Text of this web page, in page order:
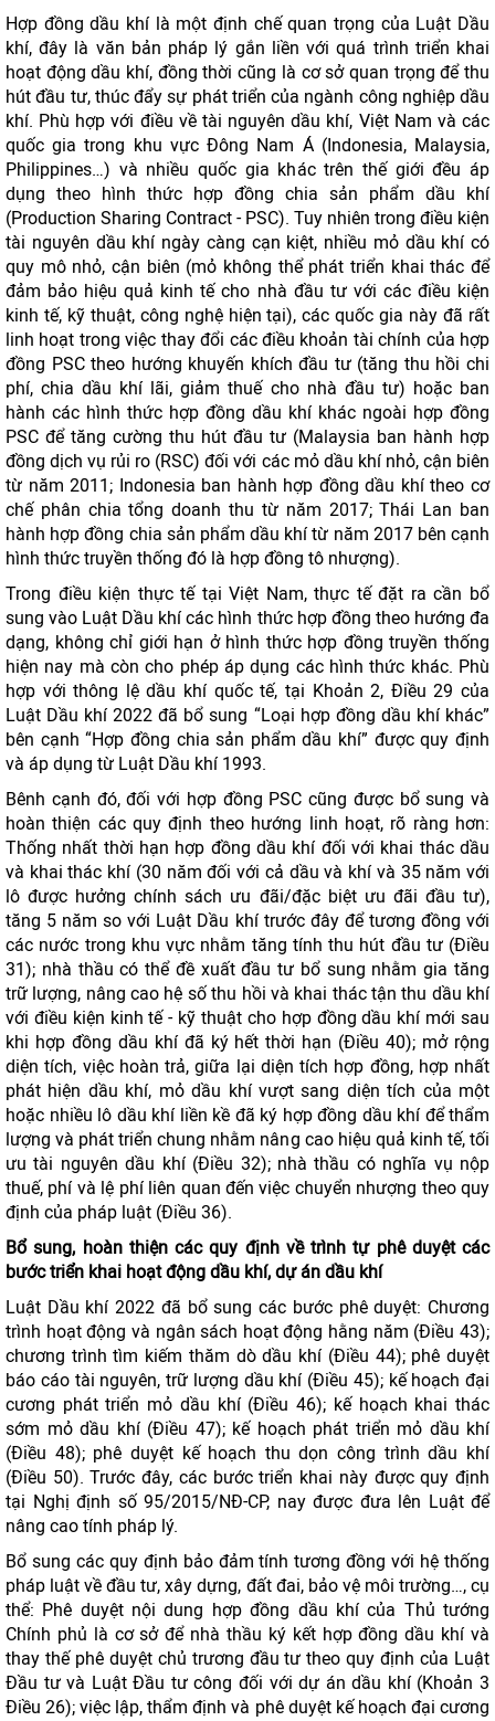
Hợp đồng dầu khí là một định chế quan trọng của Luật Dầu
khí, đây là văn bản pháp lý gắn liền với quá trình triển khai
hoạt động dầu khí, đồng thời cũng là cơ sở quan trọng để thu
hút đầu tư, thúc đẩy sự phát triển của ngành công nghiệp dầu
khí. Phù hợp với điều về tài nguyên dầu khí, Việt Nam và các
quốc gia trong khu vực Đông Nam Á (Indonesia, Malaysia,
Philippines…) và nhiều quốc gia khác trên thế giới đều áp
dụng theo hình thức hợp đồng chia sản phẩm dầu khí
(Production Sharing Contract - PSC). Tuy nhiên trong điều kiện
tài nguyên dầu khí ngày càng cạn kiệt, nhiều mỏ dầu khí có
quy mô nhỏ, cận biên (mỏ không thể phát triển khai thác để
đảm bảo hiệu quả kinh tế cho nhà đầu tư với các điều kiện
kinh tế, kỹ thuật, công nghệ hiện tại), các quốc gia này đã rất
linh hoạt trong việc thay đổi các điều khoản tài chính của hợp
đồng PSC theo hướng khuyến khích đầu tư (tăng thu hồi chi
phí, chia dầu khí lãi, giảm thuế cho nhà đầu tư) hoặc ban
hành các hình thức hợp đồng dầu khí khác ngoài hợp đồng
PSC để tăng cường thu hút đầu tư (Malaysia ban hành hợp
đồng dịch vụ rủi ro (RSC) đối với các mỏ dầu khí nhỏ, cận biên
từ năm 2011; Indonesia ban hành hợp đồng dầu khí theo cơ
chế phân chia tổng doanh thu từ năm 2017; Thái Lan ban
hành hợp đồng chia sản phẩm dầu khí từ năm 2017 bên cạnh
hình thức truyền thống đó là hợp đồng tô nhượng).
Trong điều kiện thực tế tại Việt Nam, thực tế đặt ra cần bổ
sung vào Luật Dầu khí các hình thức hợp đồng theo hướng đa
dạng, không chỉ giới hạn ở hình thức hợp đồng truyền thống
hiện nay mà còn cho phép áp dụng các hình thức khác. Phù
hợp với thông lệ dầu khí quốc tế, tại Khoản 2, Điều 29 của
Luật Dầu khí 2022 đã bổ sung “Loại hợp đồng dầu khí khác”
bên cạnh “Hợp đồng chia sản phẩm dầu khí” được quy định
và áp dụng từ Luật Dầu khí 1993.
Bênh cạnh đó, đối với hợp đồng PSC cũng được bổ sung và
hoàn thiện các quy định theo hướng linh hoạt, rõ ràng hơn:
Thống nhất thời hạn hợp đồng dầu khí đối với khai thác dầu
và khai thác khí (30 năm đối với cả dầu và khí và 35 năm với
lô được hưởng chính sách ưu đãi/đặc biệt ưu đãi đầu tư),
tăng 5 năm so với Luật Dầu khí trước đây để tương đồng với
các nước trong khu vực nhằm tăng tính thu hút đầu tư (Điều
31); nhà thầu có thể đề xuất đầu tư bổ sung nhằm gia tăng
trữ lượng, nâng cao hệ số thu hồi và khai thác tận thu dầu khí
với điều kiện kinh tế - kỹ thuật cho hợp đồng dầu khí mới sau
khi hợp đồng dầu khí đã ký hết thời hạn (Điều 40); mở rộng
diện tích, việc hoàn trả, giữa lại diện tích hợp đồng, hợp nhất
phát hiện dầu khí, mỏ dầu khí vượt sang diện tích của một
hoặc nhiều lô dầu khí liền kề đã ký hợp đồng dầu khí để thẩm
lượng và phát triển chung nhằm nâng cao hiệu quả kinh tế, tối
ưu tài nguyên dầu khí (Điều 32); nhà thầu có nghĩa vụ nộp
thuế, phí và lệ phí liên quan đến việc chuyển nhượng theo quy
định của pháp luật (Điều 36).
Bổ sung, hoàn thiện các quy định về trình tự phê duyệt các
bước triển khai hoạt động dầu khí, dự án dầu khí
Luật Dầu khí 2022 đã bổ sung các bước phê duyệt: Chương
trình hoạt động và ngân sách hoạt động hằng năm (Điều 43);
chương trình tìm kiếm thăm dò dầu khí (Điều 44); phê duyệt
báo cáo tài nguyên, trữ lượng dầu khí (Điều 45); kế hoạch đại
cương phát triển mỏ dầu khí (Điều 46); kế hoạch khai thác
sớm mỏ dầu khí (Điều 47); kế hoạch phát triển mỏ dầu khí
(Điều 48); phê duyệt kế hoạch thu dọn công trình dầu khí
(Điều 50). Trước đây, các bước triển khai này được quy định
tại Nghị định số 95/2015/NĐ-CP, nay được đưa lên Luật để
nâng cao tính pháp lý.
Bổ sung các quy định bảo đảm tính tương đồng với hệ thống
pháp luật về đầu tư, xây dựng, đất đai, bảo vệ môi trường…, cụ
thể: Phê duyệt nội dung hợp đồng dầu khí của Thủ tướng
Chính phủ là cơ sở để nhà thầu ký kết hợp đồng dầu khí và
thay thế phê duyệt chủ trương đầu tư theo quy định của Luật
Đầu tư và Luật Đầu tư công đối với dự án dầu khí (Khoản 3
Điều 26); việc lập, thẩm định và phê duyệt kế hoạch đại cương